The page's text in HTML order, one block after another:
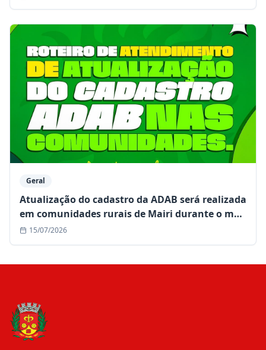
Geral
Atualização do cadastro da ADAB será realizada
em comunidades rurais de Mairi durante o mês
de julho
15/07/2026